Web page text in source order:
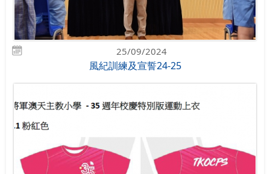
25/09/2024
風紀訓練及宣誓24-25